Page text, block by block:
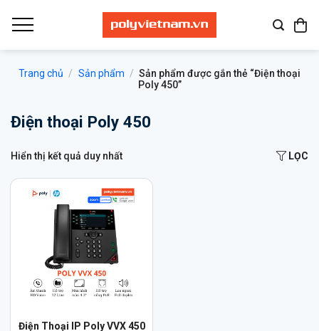
qua
Trang chủ / Sản phẩm / Sản phẩm được gắn thẻ “Điện thoại
Poly 450”
Điện thoại Poly 450
Hiển thị kết quả duy nhất LỌC
Điện Thoại IP Poly VVX 450